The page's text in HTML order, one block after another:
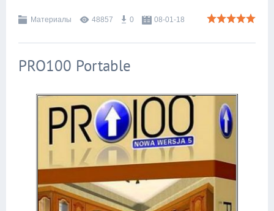
Материалы 48857 0 08-01-18
PRO100 Portable